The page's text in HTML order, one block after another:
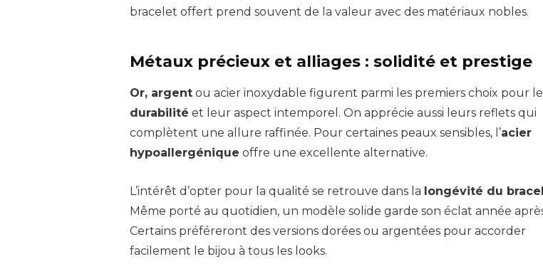
bracelet offert prend souvent de la valeur avec des matériaux nobles.
Métaux précieux et alliages : solidité et prestige
Or, argentou acier inoxydable figurent parmi les premiers choix pour
durabilité et leur aspect intemporel. On apprécie aussi leurs reflets qui
complètent une allure raffinée. Pour certaines peaux sensibles, l’acier
hypoallergénique offre une excellente alternative.
L’intérêt d’opter pour la qualité se retrouve dans la longévité du
Même porté au quotidien, un modèle solide garde son éclat année
Certains préféreront des versions dorées ou argentées pour accorder
facilement le bijou à tous les looks.